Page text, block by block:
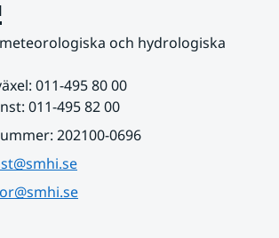
och hydrologiska
011-495 80 00
011-495 82 00
202100-0696